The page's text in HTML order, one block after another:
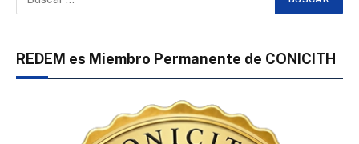
REDEM es Miembro Permanente de CONICITH